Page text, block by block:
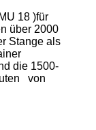
18 )für
über 2000
Stange als
die 1500-
von